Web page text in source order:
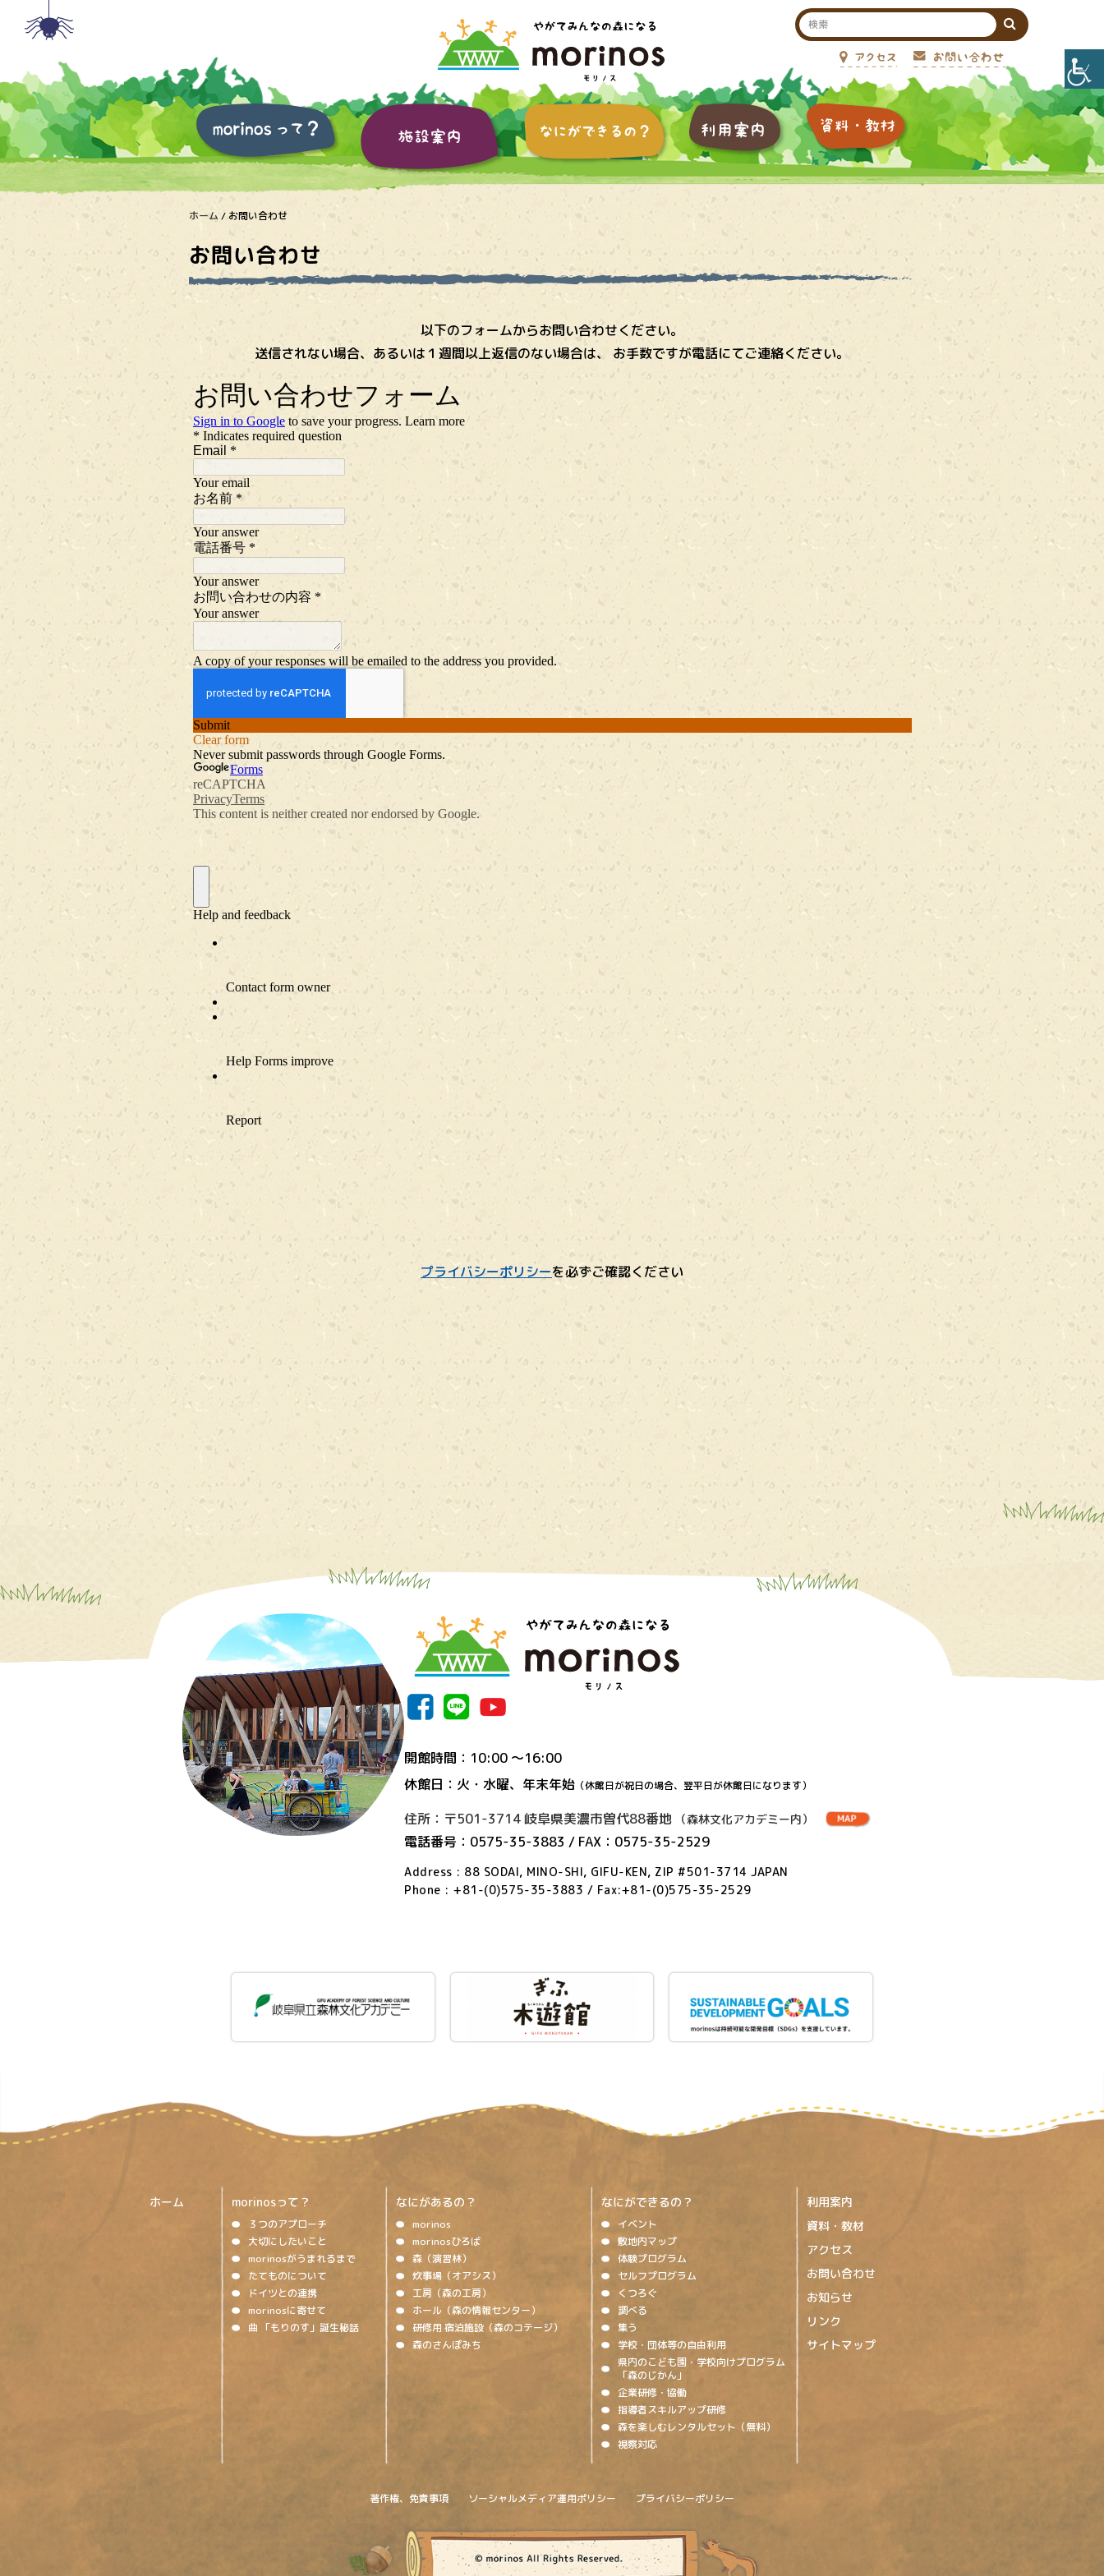
ホーム /お問い合わせ
お問い合わせ
以下のフォームからお問い合わせください。
送信されない場合、あるいは１週間以上返信のない場合は、 お手数ですが電話にてご連絡ください。
プライバシーポリシーを必ずご確認ください
開館時間：10:00 〜16:00
休館日：火・水曜、年末年始 （休館日が祝日の場合、翌平日が休館日になります）
住所：〒501-3714 岐阜県美濃市曽代88番地 （森林文化アカデミー内）
電話番号：0575-35-3883 / FAX：0575-35-2529
Address : 88 SODAI, MINO-SHI, GIFU-KEN, ZIP #501-3714 JAPAN
Phone : +81-(0)575-35-3883 / Fax:+81-(0)575-35-2529
ホーム morinosって？
３つのアプローチ
大切にしたいこと
morinosがうまれるまで
たてものについて
ドイツとの連携
morinosに寄せて
曲 「もりのす」誕生秘話
なにがあるの？
morinos
morinosひろば
森（演習林）
炊事場（オアシス）
工房（森の工房）
ホール（森の情報センター）
研修用 宿泊施設（森のコテージ）
森のさんぽみち
なにができるの？
イベント
敷地内マップ
体験プログラム
セルフプログラム
くつろぐ
調べる
集う
学校・団体等の自由利用
県内のこども園・学校向けプログラム
「森のじかん」
企業研修・協働
指導者スキルアップ研修
森を楽しむレンタルセット（無料）
視察対応
利用案内
資料・教材
アクセス
お問い合わせ
お知らせ
リンク
サイトマップ
著作権、免責事項 ソーシャルメディア運用ポリシー プライバシーポリシー